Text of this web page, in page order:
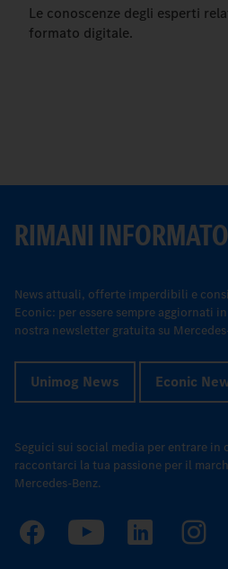
Le conoscenze degli esperti
formato digitale.
RIMANI INFORMATO
News attuali, offerte imperdibili e
Econic: per essere sempre aggiornati
nostra newsletter gratuita su
Unimog News Econic
Seguici sui social media per entrare
raccontarci la tua passione per il
Mercedes-Benz.